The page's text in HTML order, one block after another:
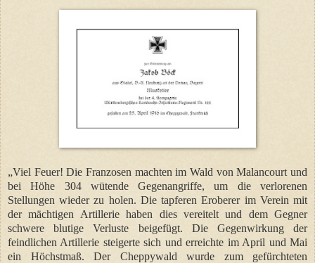
„Viel Feuer! Die Franzosen machten im Wald von Malancourt und
bei Höhe 304 wütende Gegenangriffe, um die verlorenen
Stellungen wieder zu holen. Die tapferen Eroberer im Verein mit
der mächtigen Artillerie haben dies vereitelt und dem Gegner
schwere blutige Verluste beigefügt. Die Gegenwirkung der
feindlichen Artillerie steigerte sich und erreichte im April und Mai
ein Höchstmaß. Der Cheppywald wurde zum gefürchteten